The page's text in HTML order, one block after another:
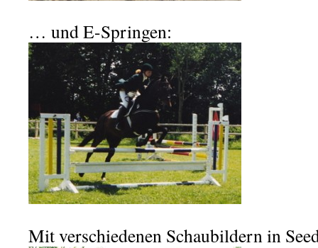
… und E-Springen:
Mit verschiedenen Schaubildern in